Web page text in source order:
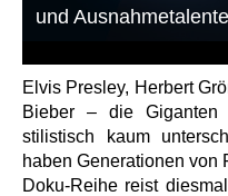
und Ausnahmetalente
Elvis Presley, Herbert
Bieber – die Giganten
stilistisch kaum
haben Generationen von
Doku-Reihe reist